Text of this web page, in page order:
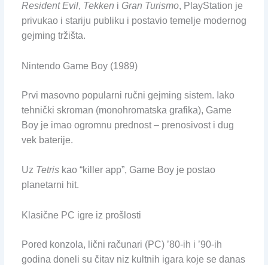
Resident Evil, Tekken i Gran Turismo, PlayStation je
privukao i stariju publiku i postavio temelje modernog
gejming tržišta.
Nintendo Game Boy (1989)
Prvi masovno popularni ručni gejming sistem. Iako
tehnički skroman (monohromatska grafika), Game
Boy je imao ogromnu prednost – prenosivost i dug
vek baterije.
Uz Tetriskao “killer app”, Game Boy je postao
planetarni hit.
Klasične PC igre iz prošlosti
Pored konzola, lični računari (PC) ’80-ih i ’90-ih
godina doneli su čitav niz kultnih igara koje se danas